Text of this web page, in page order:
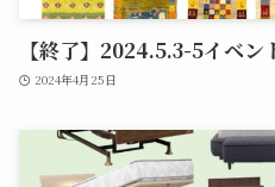
【終了】2024.5.3-5イベ
2024年4月25日